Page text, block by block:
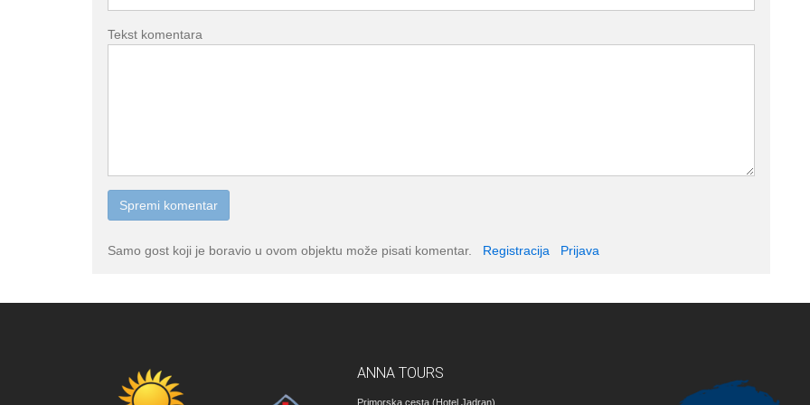
Tekst komentara
Samo gost koji je boravio u ovom objektu može pisati komentar. Registracija Prijava
ANNA TOURS
Primorska cesta (Hotel Jadran)